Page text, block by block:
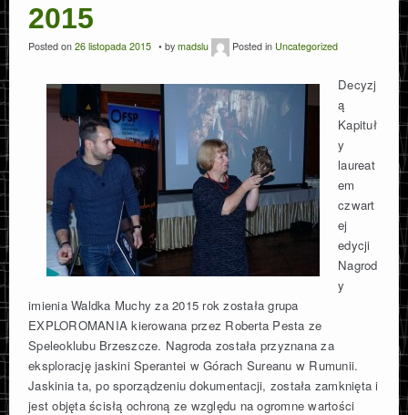
2015
Posted on 26 listopada 2015 by madslu Posted in Uncategorized
Decyzj
ą
Kapituł
y
laureat
em
czwart
ej
edycji
Nagrod
y
imienia Waldka Muchy za 2015 rok została grupa
EXPLOROMANIA kierowana przez Roberta Pesta ze
Speleoklubu Brzeszcze. Nagroda została przyznana za
eksplorację jaskini Sperantei w Górach Sureanu w Rumunii.
Jaskinia ta, po sporządzeniu dokumentacji, została zamknięta i
jest objęta ścisłą ochroną ze względu na ogromne wartości